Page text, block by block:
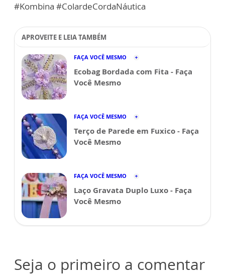
#Kombina #ColardeCordaNáutica
APROVEITE E LEIA TAMBÉM
FAÇA VOCÊ MESMO
Ecobag Bordada com Fita - Faça
Você Mesmo
FAÇA VOCÊ MESMO
Terço de Parede em Fuxico - Faça
Você Mesmo
FAÇA VOCÊ MESMO
Laço Gravata Duplo Luxo - Faça
Você Mesmo
Seja o primeiro a comentar